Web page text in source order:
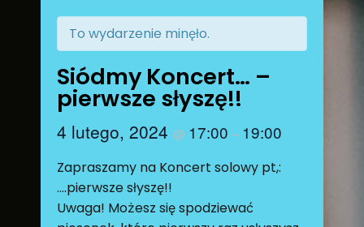
To wydarzenie minęło.
Siódmy Koncert… –
pierwsze słyszę!!
4 lutego, 2024 @ 17:00 – 19:00
Zapraszamy na Koncert solowy pt,:
….pierwsze słyszę!!
Uwaga! Możesz się spodziewać